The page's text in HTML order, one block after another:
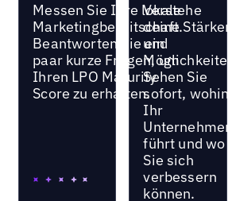
Messen Sie Ihre lokale
Marketingbereitschaft.
Beantworten Sie ein
paar kurze Fragen, um
Ihren LPO Maturity
Score zu erhalten.
Verstehe
deine Stärken
und
Möglichkeiten.
Sehen Sie
sofort, wohin
Ihr
Unternehmen
führt und wo
Sie sich
verbessern
können.